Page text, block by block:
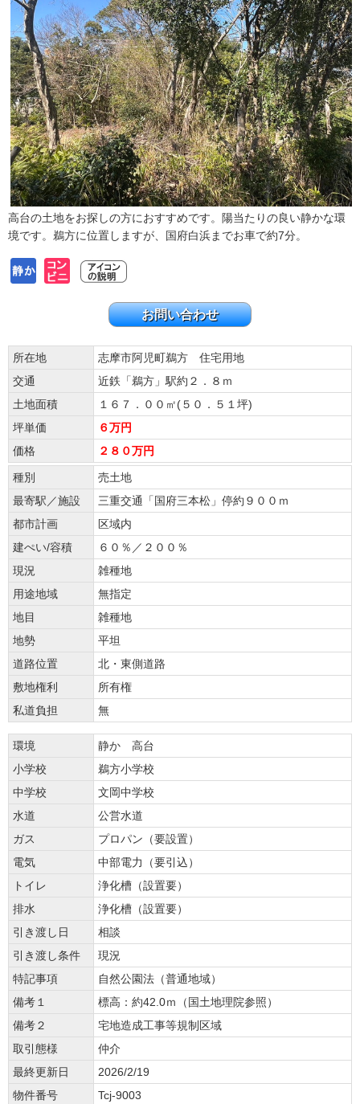
高台の土地をお探しの方におすすめです。陽当たりの良い静かな環
境です。鵜方に位置しますが、国府白浜までお車で約7分。
お問い合わせ
所在地
志摩市阿児町鵜方 住宅用地
交通
近鉄「鵜方」駅約２．８ｍ
土地面積
１６７．００㎡(５０．５１坪)
坪単価
６万円
価格
２８０万円
種別
売土地
最寄駅／施設
三重交通「国府三本松」停約９００ｍ
都市計画
区域内
建ぺい/容積
６０％／２００％
現況
雑種地
用途地域
無指定
地目
雑種地
地勢
平坦
道路位置
北・東側道路
敷地権利
所有権
私道負担
無
環境
静か 高台
小学校
鵜方小学校
中学校
文岡中学校
水道
公営水道
ガス
プロパン（要設置）
電気
中部電力（要引込）
トイレ
浄化槽（設置要）
排水
浄化槽（設置要）
引き渡し日
相談
引き渡し条件
現況
特記事項
自然公園法（普通地域）
備考１
標高：約42.0ｍ（国土地理院参照）
備考２
宅地造成工事等規制区域
取引態様
仲介
最終更新日
2026/2/19
物件番号
Tcj-9003